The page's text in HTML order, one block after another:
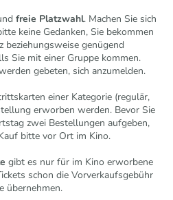
freie Platzwahl. Machen Sie sich
keine Gedanken, Sie bekommen
beziehungsweise genügend
Sie mit einer Gruppe kommen.
gebeten, sich anzumelden.
einer Kategorie (regulär,
erworben werden. Bevor Sie
zwei Bestellungen aufgeben,
bitte vor Ort im Kino.
gibt es nur für im Kino erworbene
schon die Vorverkaufsgebühr
übernehmen.